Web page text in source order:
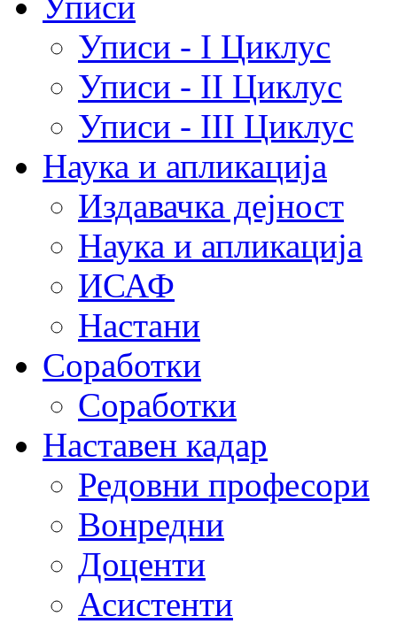
Уписи - I Циклус
Уписи - II Циклус
Уписи - III Циклус
Наука и апликација
Издавачка дејност
Наука и апликација
ИСАФ
Настани
Соработки
Соработки
Наставен кадар
Редовни професори
Вонредни
Доценти
Асистенти